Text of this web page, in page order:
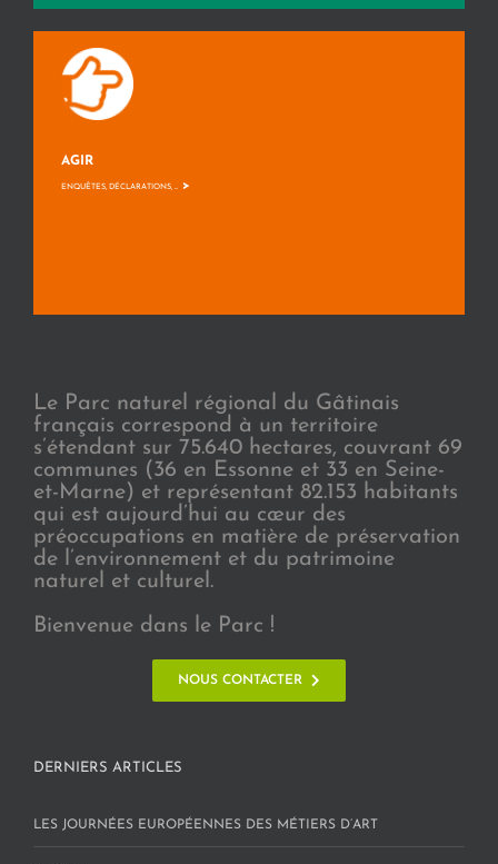
AGIR
ENQUÊTES, DÉCLARATIONS, ... >
Le Parc naturel régional du Gâtinais
français correspond à un territoire
s’étendant sur 75.640 hectares, couvrant 69
communes (36 en Essonne et 33 en Seine-
et-Marne) et représentant 82.153 habitants
qui est aujourd’hui au cœur des
préoccupations en matière de préservation
de l’environnement et du patrimoine
naturel et culturel.
Bienvenue dans le Parc !
NOUS CONTACTER
DERNIERS ARTICLES
LES JOURNÉES EUROPÉENNES DES MÉTIERS D’ART